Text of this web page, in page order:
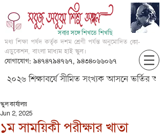
সবার সঙ্গে শিখতে শিখছি
মধ্য শিক্ষা পর্ষদ কর্তৃক দশম শ্রেণী পর্যন্ত অনুমোদিত কো-
এডুকেশন, বাংলা মাধ্যম হাই স্কুল।
যোগাযোগ: ৯৪৭৪৭৯৪৭৬৭, ৯৪৩৪০৬৬০৬৭
২০২৬ শিক্ষাবর্ষে সীমিত সংখ্যক আসনে ভর্তির
১ম সাময়িকী পরীক্ষার খাতা
স্কুল কার্যালয়
Jun 2, 2025